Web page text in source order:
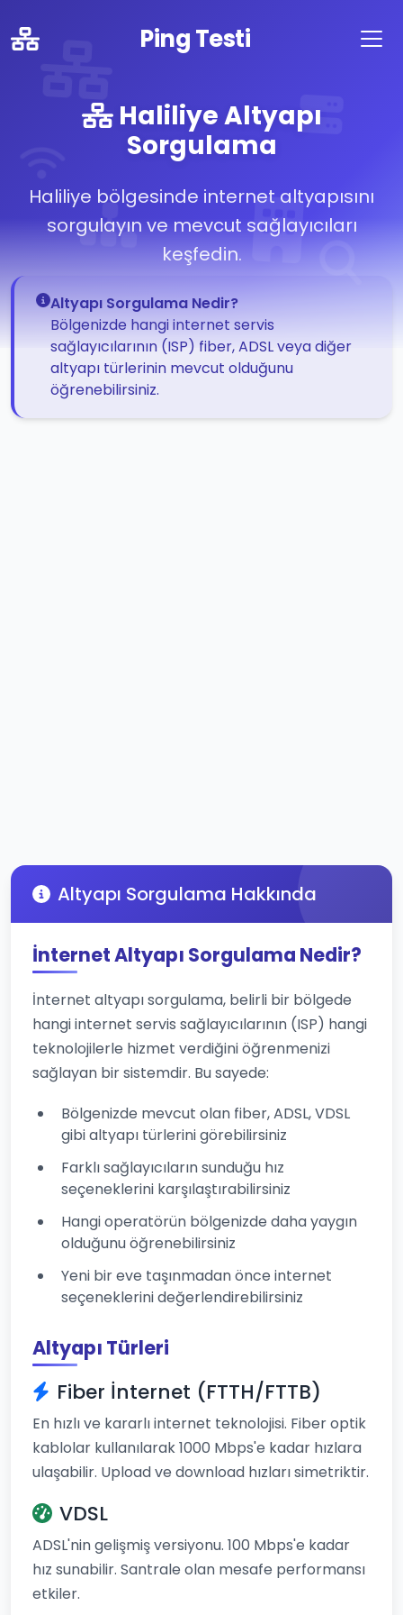
Ping Testi
Haliliye Altyapı
Sorgulama
Haliliye bölgesinde internet altyapısını
sorgulayın ve mevcut sağlayıcıları
keşfedin.
Altyapı Sorgulama Nedir?
Bölgenizde hangi internet servis
sağlayıcılarının (ISP) fiber, ADSL veya diğer
altyapı türlerinin mevcut olduğunu
öğrenebilirsiniz.
Altyapı Sorgulama Hakkında
İnternet Altyapı Sorgulama Nedir?
İnternet altyapı sorgulama, belirli bir bölgede
hangi internet servis sağlayıcılarının (ISP) hangi
teknolojilerle hizmet verdiğini öğrenmenizi
sağlayan bir sistemdir. Bu sayede:
Bölgenizde mevcut olan fiber, ADSL, VDSL
gibi altyapı türlerini görebilirsiniz
Farklı sağlayıcıların sunduğu hız
seçeneklerini karşılaştırabilirsiniz
Hangi operatörün bölgenizde daha yaygın
olduğunu öğrenebilirsiniz
Yeni bir eve taşınmadan önce internet
seçeneklerini değerlendirebilirsiniz
Altyapı Türleri
Fiber İnternet (FTTH/FTTB)
En hızlı ve kararlı internet teknolojisi. Fiber optik
kablolar kullanılarak 1000 Mbps'e kadar hızlara
ulaşabilir. Upload ve download hızları simetriktir.
VDSL
ADSL'nin gelişmiş versiyonu. 100 Mbps'e kadar
hız sunabilir. Santrale olan mesafe performansı
etkiler.